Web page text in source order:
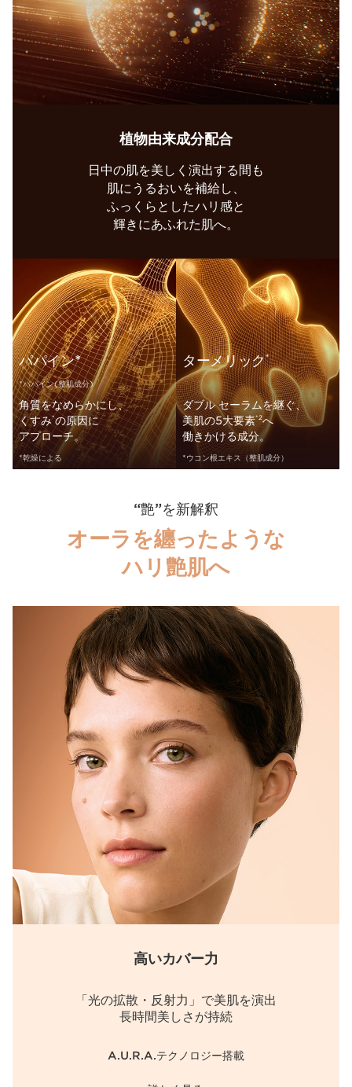
パパイン*
*パパイン(整肌成分)
角質をなめらかにし、
くすみ*の原因に
アプローチ。
*乾燥による
ターメリック*
ダブル セーラムを継ぐ、
美肌の5大要素*2へ
働きかける成分。
*ウコン根エキス（整肌成分）
植物由来成分配合
日中の肌を美しく演出する間も
肌にうるおいを補給し、
ふっくらとしたハリ感と
輝きにあふれた肌へ。
“艶”を新解釈
オーラを纏ったような
ハリ艶肌へ
高いカバー力
「光の拡散・反射力」で美肌を演出
長時間美しさが持続
A.U.R.A.テクノロジー搭載